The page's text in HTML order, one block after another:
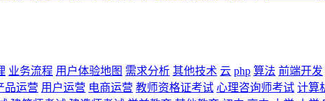
业务流程 用户体验地图 需求分析 其他技术 云 php 算法 前端开发
品运营 用户运营 电商运营 教师资格证考试 心理咨询师考试 计算